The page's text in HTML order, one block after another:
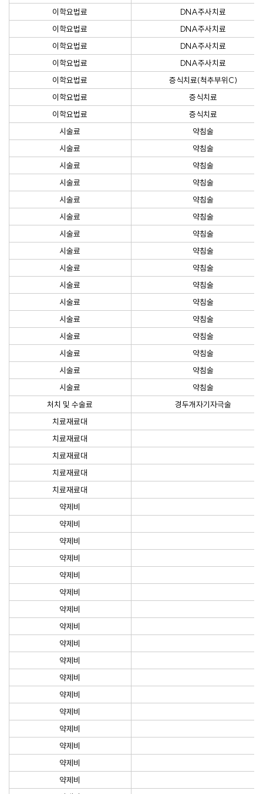
이학요법료
DNA주사치료
이학요법료
DNA주사치료
이학요법료
DNA주사치료
이학요법료
DNA주사치료
이학요법료
증식치료(척추부위C)
이학요법료
증식치료
이학요법료
증식치료
시술료
약침술
시술료
약침술
시술료
약침술
시술료
약침술
시술료
약침술
시술료
약침술
시술료
약침술
시술료
약침술
시술료
약침술
시술료
약침술
시술료
약침술
시술료
약침술
시술료
약침술
시술료
약침술
시술료
약침술
시술료
약침술
처치 및 수술료
경두개자기자극술
치료재료대
치료재료대
치료재료대
치료재료대
치료재료대
약제비
약제비
약제비
약제비
약제비
약제비
약제비
약제비
약제비
약제비
약제비
약제비
약제비
약제비
약제비
약제비
약제비